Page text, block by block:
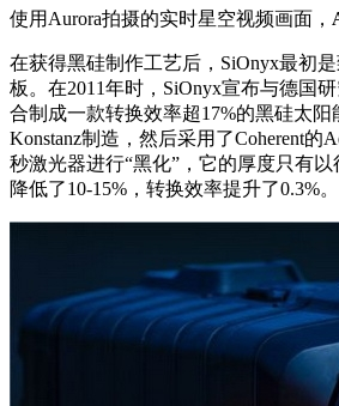
使用Aurora拍摄的实时星空视频画面，
在获得黑硅制作工艺后，SiOnyx最初
板。在2011年时，SiOnyx宣布与德国
合制成一款转换效率超17%的黑硅太阳
Konstanz制造，然后采用了Coherent的
秒激光器进行“黑化”，它的厚度只有
降低了10-15%，转换效率提升了0.3%。